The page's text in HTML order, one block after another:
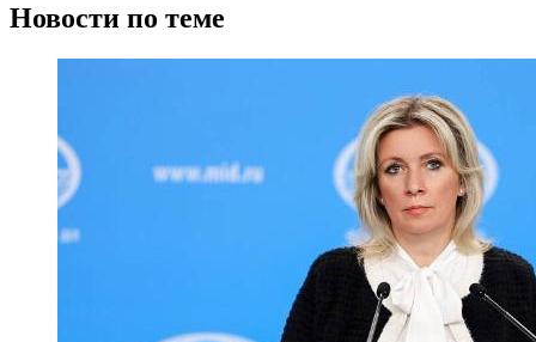
Новости по теме